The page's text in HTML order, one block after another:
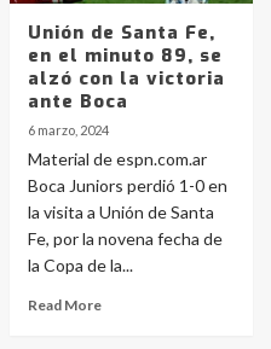
Unión de Santa Fe,
en el minuto 89, se
alzó con la victoria
ante Boca
6 marzo, 2024
Material de espn.com.ar
Boca Juniors perdió 1-0 en
la visita a Unión de Santa
Fe, por la novena fecha de
la Copa de la...
Read More